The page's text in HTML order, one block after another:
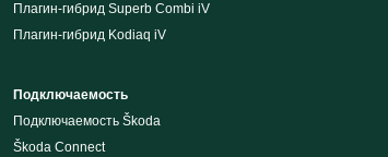
Плагин-гибрид Superb Combi iV
Плагин-гибрид Kodiaq iV
Подключаемость
Подключаемость Škoda
Škoda Connect